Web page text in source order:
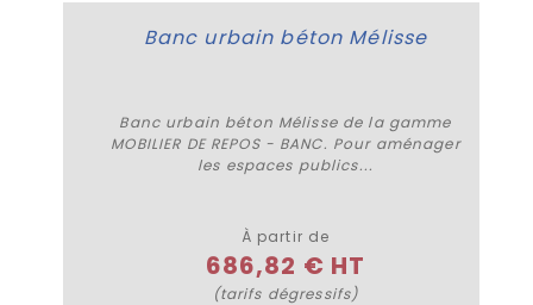
Banc urbain béton Mélisse
Banc urbain béton Mélisse de la gamme
MOBILIER DE REPOS - BANC. Pour aménager
les espaces publics...
À partir de
686,82 € HT
(tarifs dégressifs)